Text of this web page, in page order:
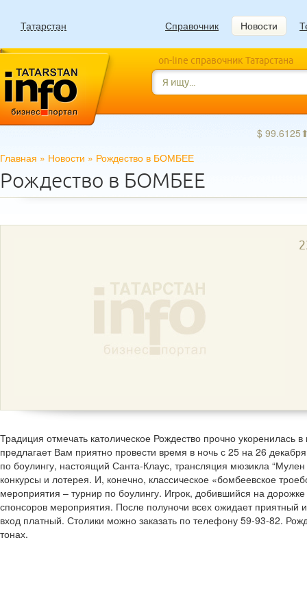
Татарстан Справочник Новости
on-line справочник Татарстана
$
Главная » Новости » Рождество в БОМБЕЕ
Рождество в БОМБЕЕ
Традиция отмечать католическое Рождество прочно
предлагает Вам приятно провести время в ночь с 25 на 26
по боулингу, настоящий Санта-Клаус, трансляция мюзикла
конкурсы и лотерея. И, конечно, классическое «бомбеевское
мероприятия – турнир по боулингу. Игрок, добившийся на дорожке
спонсоров мероприятия. После полуночи всех ожидает
вход платный. Столики можно заказать по телефону 59-93-82.
тонах.